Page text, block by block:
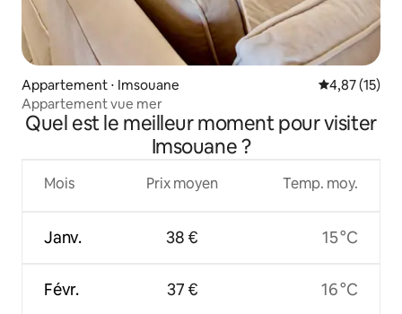
Appartement ⋅ Imsouane Évaluation
4,87 (15)
Appartement vue mer
Quel est le meilleur moment pour visiter
Imsouane ?
Mois
Janv.
Févr.
Prix moyen
38 €
37 €
Temp. moy.
15 °C
16 °C